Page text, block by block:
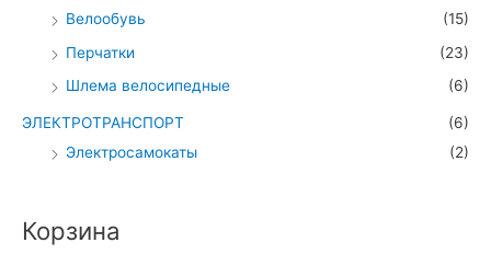
Велообувь
(15)
Перчатки
(23)
Шлема велосипедные
(6)
ЭЛЕКТРОТРАНСПОРТ
(6)
Электросамокаты
(2)
Корзина